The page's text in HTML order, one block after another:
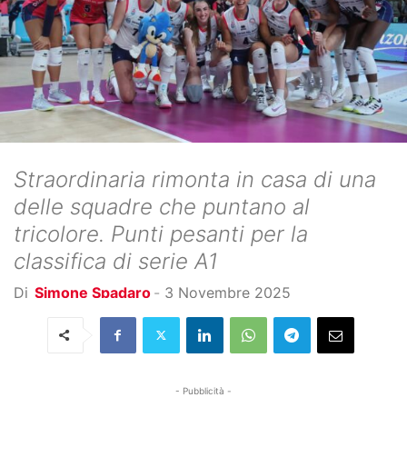
Straordinaria rimonta in casa di una
delle squadre che puntano al
tricolore. Punti pesanti per la
classifica di serie A1
Di Simone Spadaro - 3 Novembre 2025
- Pubblicità -